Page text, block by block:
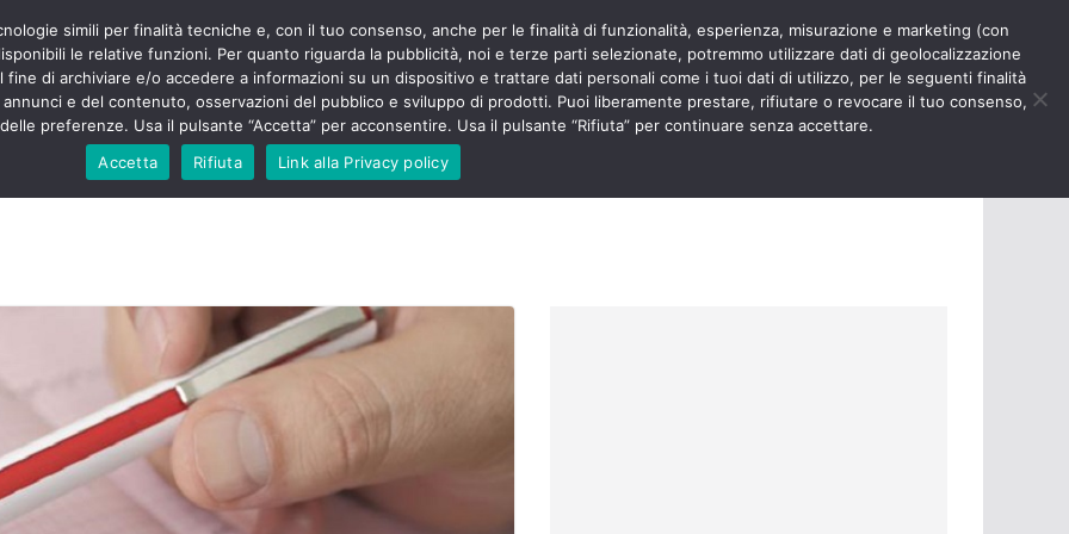
sono
senza
aggressioni
“tagli e
proclamato lo
Up contro
POLITICA STUDENTI SALUTE COMUNICATI CURIOSITÀ NURSE TIMES
simili per finalità tecniche e, con il tuo consenso, anche per le finalità di funzionalità, esperienza, misurazione e marketing (con
le relative funzioni. Per quanto riguarda la pubblicità, noi e terze parti selezionate, potremmo utilizzare dati di geolocalizzazione
fine di archiviare e/o accedere a informazioni su un dispositivo e trattare dati personali come i tuoi dati di utilizzo, per le seguenti finalità
e del contenuto, osservazioni del pubblico e sviluppo di prodotti. Puoi liberamente prestare, rifiutare o revocare il tuo consenso,
preferenze. Usa il pulsante “Accetta” per acconsentire. Usa il pulsante “Rifiuta” per continuare senza accettare.
Accetta
Rifiuta Link alla Privacy policy